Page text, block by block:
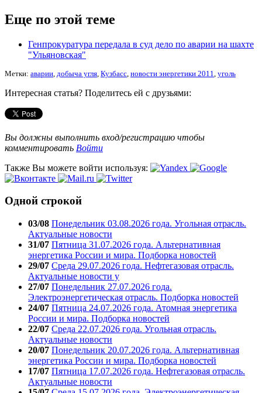
Еще по этой теме
Генпрокуратура передала в суд дело по аварии на шахте
"Ульяновская"
Метки: аварии добыча угля Кузбасс новости энергетики 2011 уголь
Интересная статья? Поделитесь ей с друзьями:
Вы должны выполнить вход/регистрацию чтобы
комментировать Войти
Также Вы можете войти используя:
Одной строкой
03/08 Понедельник 03.08.2026 года. Угольная отрасль.
Актуальные новости
31/07 Пятница 31.07.2026 года. Альтернативная
энергетика России и мира. Подборка новостей
29/07 Среда 29.07.2026 года. Нефтегазовая отрасль.
Актуальные новости у
27/07 Понедельник 27.07.2026 года.
Электроэнергетическая отрасль. Подборка новостей
24/07 Пятница 24.07.2026 года. Атомная энергетика
России и мира. Подборка новостей
22/07 Среда 22.07.2026 года. Угольная отрасль.
Актуальные новости
20/07 Понедельник 20.07.2026 года. Альтернативная
энергетика России и мира. Подборка новостей
17/07 Пятница 17.07.2026 года. Нефтегазовая отрасль.
Актуальные новости